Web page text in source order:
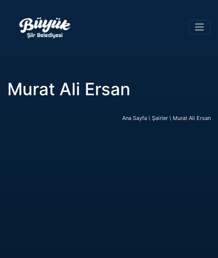
Murat Ali Ersan
Ana Sayfa \ Şairler \ Murat Ali Ersan